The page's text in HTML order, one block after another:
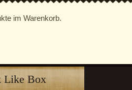
im Warenkorb.
Like Box